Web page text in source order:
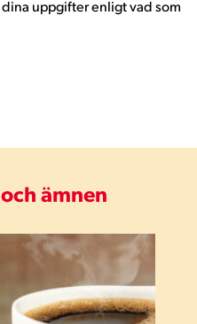
uppgifter enligt vad som
ämnen